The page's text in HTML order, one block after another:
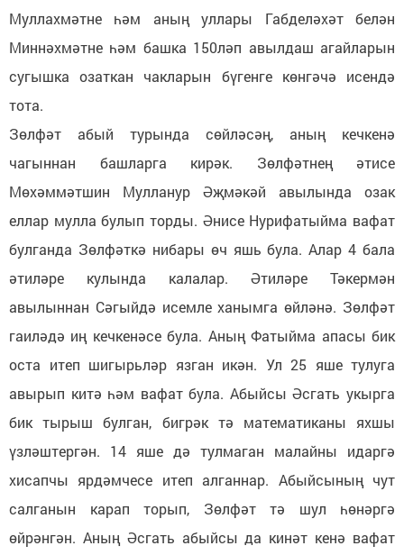
Муллахмәтне һәм аның уллары Габделәхәт белән
Миннәхмәтне һәм башка 150ләп авылдаш агайларын
сугышка озаткан чакларын бүгенге көнгәчә исендә
тота.
Зөлфәт абый турында сөйләсәң, аның кечкенә
чагыннан башларга кирәк. Зөлфәтнең әтисе
Мөхәммәтшин Мулланур Әҗмәкәй авылында озак
еллар мулла булып торды. Әнисе Нурифатыйма вафат
булганда Зөлфәткә нибары өч яшь була. Алар 4 бала
әтиләре кулында калалар. Әтиләре Тәкермән
авылыннан Сәгыйдә исемле ханымга өйләнә. Зөлфәт
гаиләдә иң кечкенәсе була. Аның Фатыйма апасы бик
оста итеп шигырьләр язган икән. Ул 25 яше тулуга
авырып китә һәм вафат була. Абыйсы Әсгать укырга
бик тырыш булган, бигрәк тә математиканы яхшы
үзләштергән. 14 яше дә тулмаган малайны идаргә
хисапчы ярдәмчесе итеп алганнар. Абыйсының чут
салганын карап торып, Зөлфәт тә шул һөнәргә
өйрәнгән. Аның Әсгать абыйсы да кинәт кенә вафат